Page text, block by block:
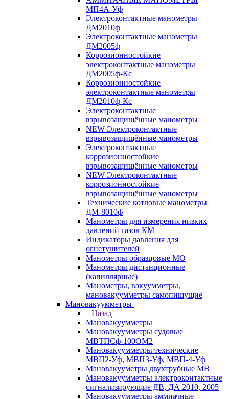
МП4А-Уф
Электроконтактные манометры
ДМ2010ф
Электроконтактные манометры
ДМ2005ф
Коррозионностойкие
электроконтактные манометры
ДМ2005ф-Кс
Коррозионностойкие
электроконтактные манометры
ДМ2010ф-Кс
Электроконтактные
взрывозащищённые манометры
NEW Электроконтактные
взрывозащищённые манометры
Электроконтактные
коррозионностойкие
взрывозащищённые манометры
NEW Электроконтактные
коррозионностойкие
взрывозащищённые манометры
Технические котловые манометры
ДМ-8010ф
Манометры для измерения низких
давлений газов КМ
Индикаторы давления для
огнетушителей
Манометры образцовые МО
Манометры дистанционные
(капиллярные)
Манометры, вакуумметры,
мановакуумметры самопишущие
Мановакуумметры
Назад
Мановакуумметры
Мановакуумметры судовые
МВТПСф-100ОМ2
Мановакуумметры технические
МВП2-Уф, МВП3-Уф, МВП-4-Уф
Мановакууметры двухтрубные МВ
Мановакуумметры электроконтактные
сигнализирующие ДВ, ДА 2010, 2005
Мановакуумметры аммиачные